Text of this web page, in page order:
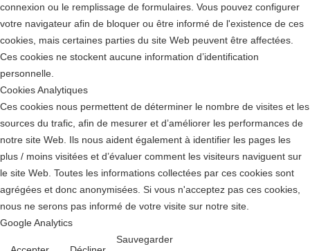
connexion ou le remplissage de formulaires. Vous pouvez configurer
votre navigateur afin de bloquer ou être informé de l'existence de ces
cookies, mais certaines parties du site Web peuvent être affectées.
Ces cookies ne stockent aucune information d’identification
personnelle.
Cookies Analytiques
Ces cookies nous permettent de déterminer le nombre de visites et les
sources du trafic, afin de mesurer et d’améliorer les performances de
notre site Web. Ils nous aident également à identifier les pages les
plus / moins visitées et d’évaluer comment les visiteurs naviguent sur
le site Web. Toutes les informations collectées par ces cookies sont
agrégées et donc anonymisées. Si vous n'acceptez pas ces cookies,
nous ne serons pas informé de votre visite sur notre site.
Google Analytics
Sauvegarder